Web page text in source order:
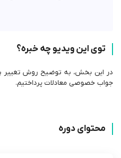
توی این ویدیو چه خبره؟
در این بخش، به توضیح روش تغییر
جواب خصوصی معادلات پرداختیم.
محتوای دوره